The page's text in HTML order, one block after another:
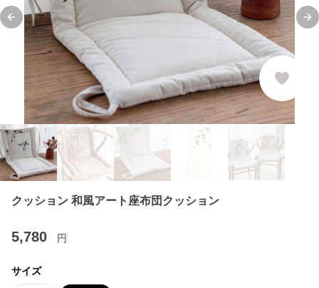
Previous slide
クッション 和風アート座布団クッション
5,780 円
サイズ